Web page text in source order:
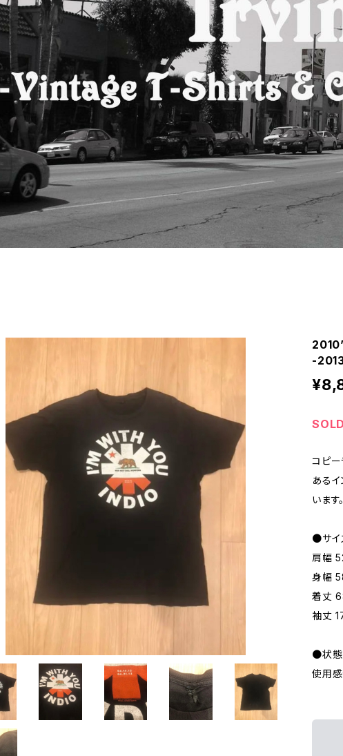
-2013
コピー
ある
います。
●サイ
肩幅
身幅
着丈
袖丈
●状態
使用感